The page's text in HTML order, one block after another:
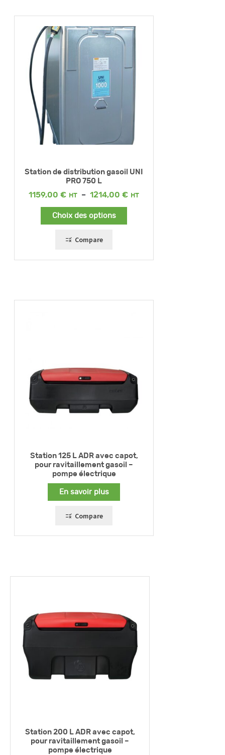
Station de distribution gasoil UNI
PRO 750 L
1159,00 € – 1214,00 €
Plage
Choix des options
Compare
Station 125 L ADR avec capot,
pour ravitaillement gasoil –
pompe électrique
En savoir plus
Compare
Station 200 L ADR avec capot,
pour ravitaillement gasoil –
pompe électrique